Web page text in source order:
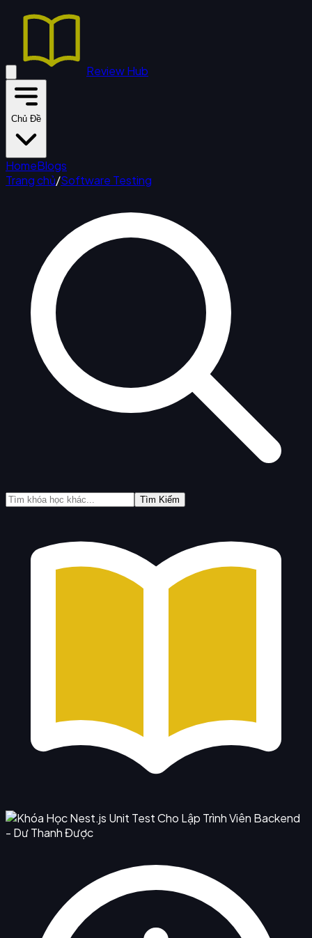
Review Hub
Chủ Đề
HomeBlogs
Trang chủ/Software Testing
Tìm Kiếm